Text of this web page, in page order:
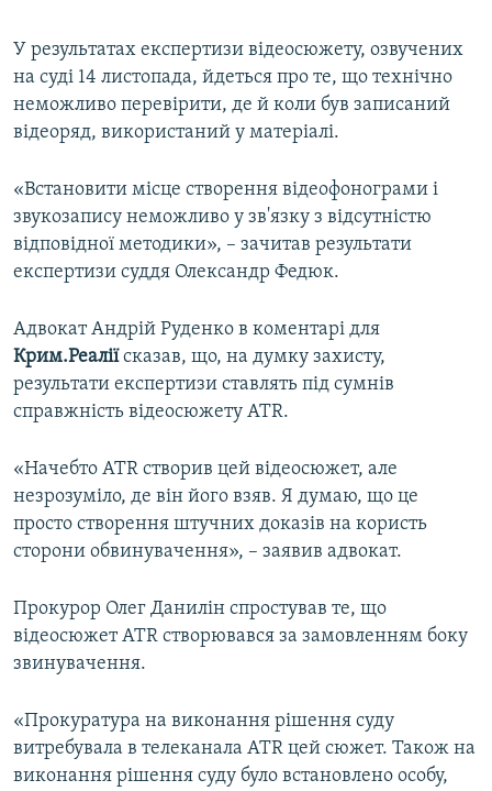
У результатах експертизи відеосюжету, озвучених
на суді 14 листопада, йдеться про те, що технічно
неможливо перевірити, де й коли був записаний
відеоряд, використаний у матеріалі.
«Встановити місце створення відеофонограми і
звукозапису неможливо у зв'язку з відсутністю
відповідної методики», – зачитав результати
експертизи суддя Олександр Федюк.
Адвокат Андрій Руденко в коментарі для
Крим.Реаліїсказав, що, на думку захисту,
результати експертизи ставлять під сумнів
справжність відеосюжету ATR.
«Начебто ATR створив цей відеосюжет, але
незрозуміло, де він його взяв. Я думаю, що це
просто створення штучних доказів на користь
сторони обвинувачення», – заявив адвокат.
Прокурор Олег Данилін спростував те, що
відеосюжет ATR створювався за замовленням боку
звинувачення.
«Прокуратура на виконання рішення суду
витребувала в телеканала ATR цей сюжет. Також на
виконання рішення суду було встановлено особу,